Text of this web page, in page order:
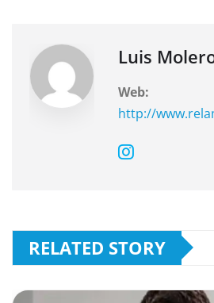
k Luis
Web:
http://
RELATED STORY